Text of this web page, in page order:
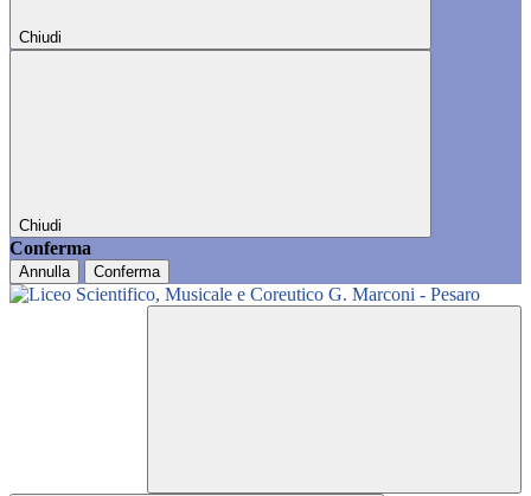
Chiudi
Chiudi
Conferma
Annulla Conferma